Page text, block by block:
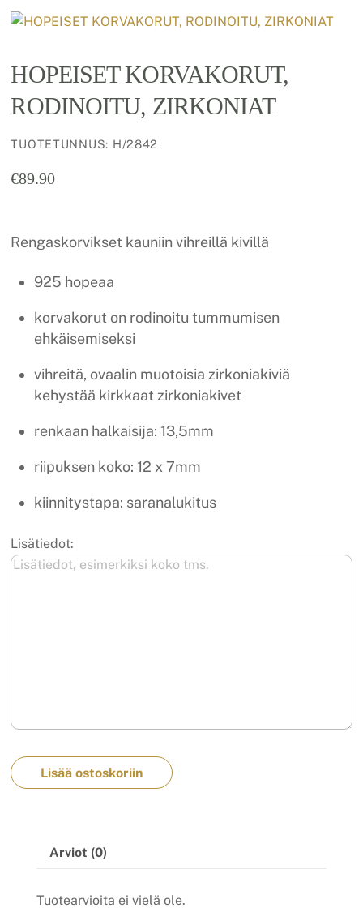
HOPEISET KORVAKORUT,
RODINOITU, ZIRKONIAT
TUOTETUNNUS: H/2842
€89.90
Rengaskorvikset kauniin vihreillä kivillä
925 hopeaa
korvakorut on rodinoitu tummumisen
ehkäisemiseksi
vihreitä, ovaalin muotoisia zirkoniakiviä
kehystää kirkkaat zirkoniakivet
renkaan halkaisija: 13,5mm
riipuksen koko: 12 x 7mm
kiinnitystapa: saranalukitus
Lisätiedot:
Lisää ostoskoriin
Arviot (0)
Tuotearvioita ei vielä ole.